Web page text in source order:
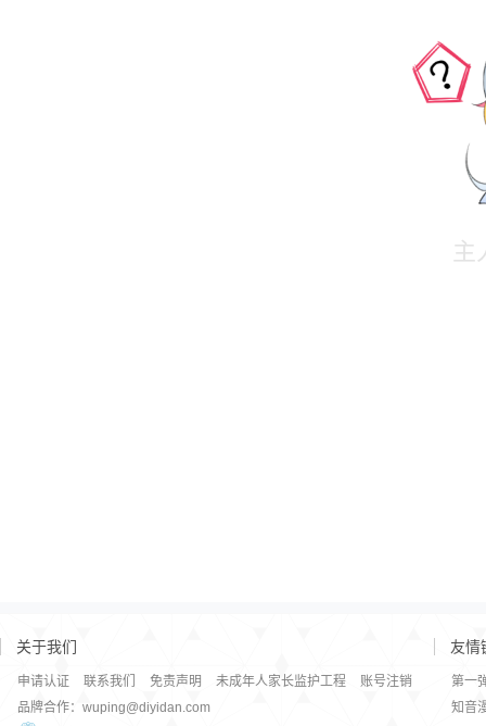
主
关于我们
申请认证 联系我们 免责声明 未成年人家长监护工程
账号注销
品牌合作：wuping@diyidan.com
友情
第一
知音